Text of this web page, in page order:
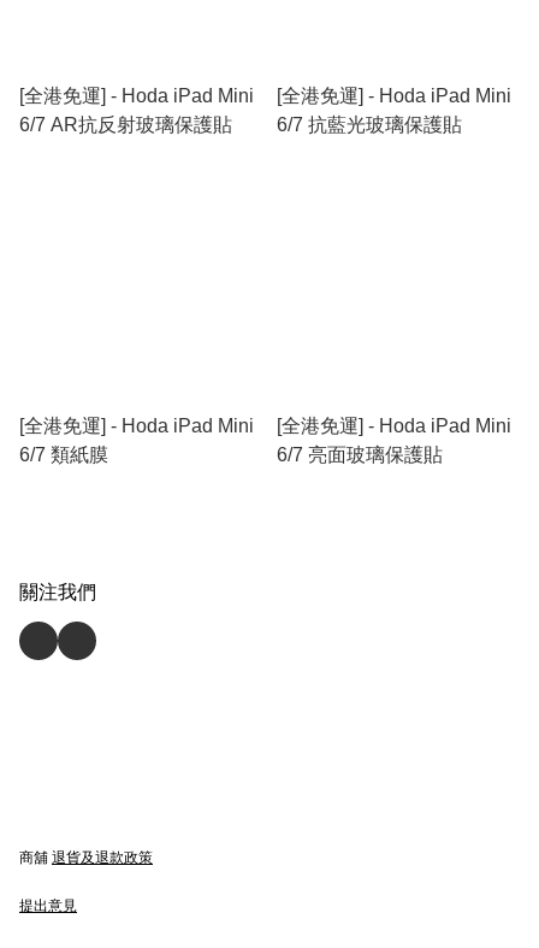
[全港免運] - Hoda iPad Mini
6/7 AR抗反射玻璃保護貼
[全港免運] - Hoda iPad Mini
6/7 抗藍光玻璃保護貼
[全港免運] - Hoda iPad Mini
6/7 類紙膜
[全港免運] - Hoda iPad Mini
6/7 亮面玻璃保護貼
關注我們
商舖 退貨及退款政策
提出意見